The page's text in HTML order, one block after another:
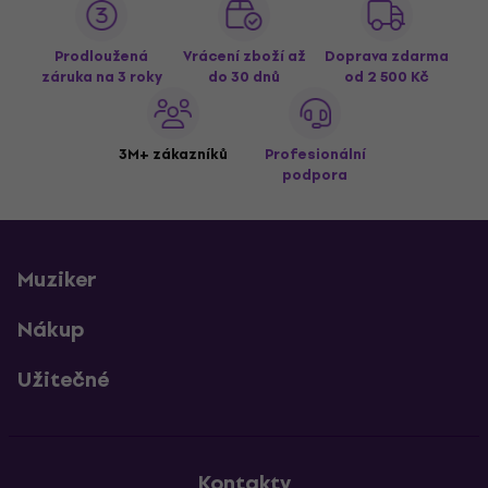
Prodloužená
záruka na 3 roky
Vrácení zboží až
do 30 dnů
Doprava zdarma
od 2 500 Kč
3M+ zákazníků
Profesionální
podpora
Muziker
Nákup
Užitečné